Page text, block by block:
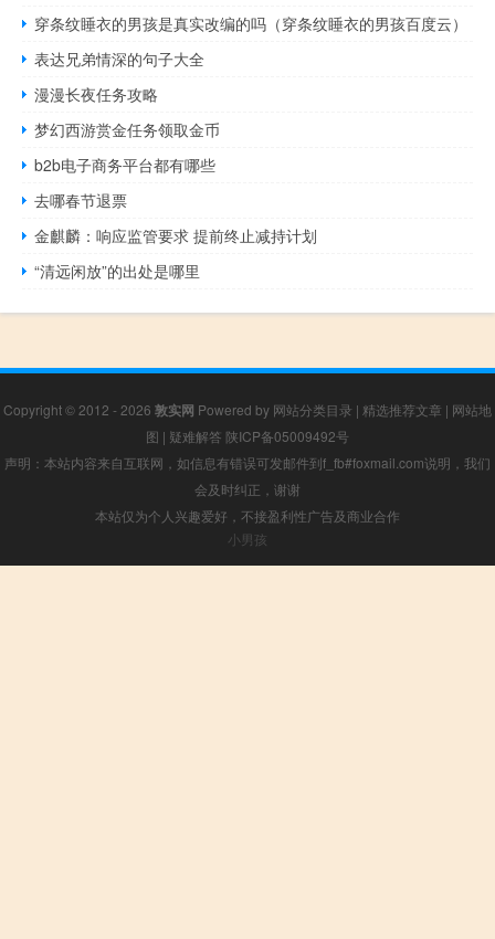
穿条纹睡衣的男孩是真实改编的吗（穿条纹睡衣的男孩百度云）
表达兄弟情深的句子大全
漫漫长夜任务攻略
梦幻西游赏金任务领取金币
b2b电子商务平台都有哪些
去哪春节退票
金麒麟：响应监管要求 提前终止减持计划
“清远闲放”的出处是哪里
Copyright © 2012 - 2026 敦实网 Powered by 网站分类目录 | 精选推荐文章 | 网站地
图 | 疑难解答 陕ICP备05009492号
声明：本站内容来自互联网，如信息有错误可发邮件到f_fb#foxmail.com说明，我们
会及时纠正，谢谢
本站仅为个人兴趣爱好，不接盈利性广告及商业合作
小男孩